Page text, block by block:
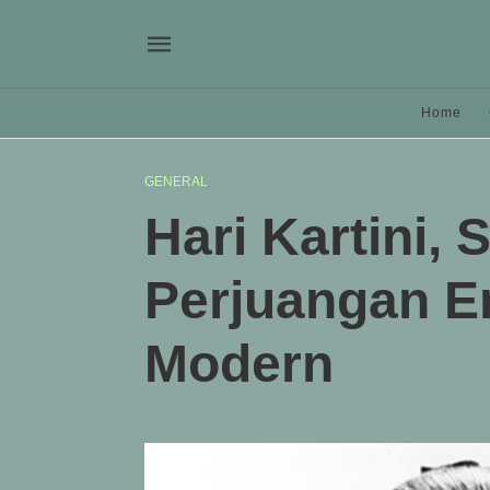
Home
GENERAL
Hari Kartini,
Perjuangan
Modern